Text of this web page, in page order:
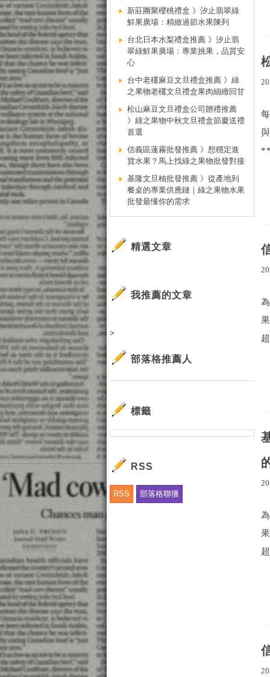
新莊團聚櫻桃禮盒 》汐止翡翠綠
鮮果廣場：精緻過節水果陳列
台北日本水梨禮盒推薦 》汐止翡
翠綠鮮果廣場：專業挑果，品質安
心
台中老欉麻豆文旦禮盒推薦 》綠
之果物老欉文旦禮盒果肉細緻回甘
松山麻豆文旦禮盒公司贈禮推薦
》綠之果物中秋文旦禮盒節慶送禮
首選
信義區蓮霧批發推薦 》想穩定進
貨水果？馬上找綠之果物批發對接
基隆文旦柚批發推薦 》從產地到
餐桌的專業供應鏈｜綠之果物水果
批發最懂你的需求
精選文章
我推薦的文章
>
部落格推薦人
標籤
RSS
RSS 部落格聯播